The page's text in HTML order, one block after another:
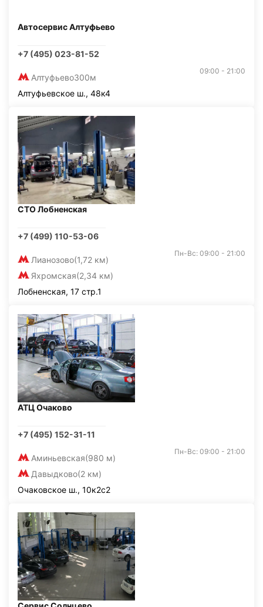
Автосервис Алтуфьево
+7 (495) 023-81-52
Алтуфьево300м
09:00 - 21:00
Алтуфьевское ш., 48к4
СТО Лобненская
+7 (499) 110-53-06
Лианозово(1,72 км)
Яхромская(2,34 км)
Пн-Вс: 09:00 - 21:00
Лобненская, 17 стр.1
АТЦ Очаково
+7 (495) 152-31-11
Аминьевская(980 м)
Давыдково(2 км)
Пн-Вс: 09:00 - 21:00
Очаковское ш., 10к2с2